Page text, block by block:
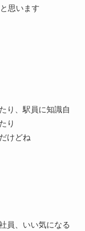
思います
り、駅員に知識自
り
けどね
員、いい気になる